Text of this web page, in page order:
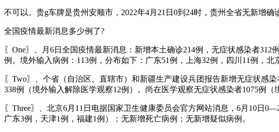
不可以。贵g车牌是贵州安顺市，2022年4月21日0到24时，贵州全省无新增
全国疫情最新消息多少例了?
〖One〗、月6日全国疫情最新消息：新增本土确诊214例，无症状感染者
例。境外输入病例：113例，分布如下：广东51例，上海32例，四川11例，
〖Two〗、个省（自治区、直辖市）和新疆生产建设兵团报告新增无症状感
338例（境外输入解除医学观察12例）。尚在医学观察无症状感染者1075例（
〖Three〗、北京6月11日电据国家卫生健康委员会官方网站消息，6月10日
广东3例，天津1例，福建1例）；无新增死亡病例；无新增疑似病例。